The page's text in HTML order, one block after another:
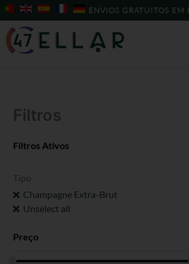
Skip
to
content
ENVIOS GRATUITOS
Filtros
Filtros Ativos
Tipo
Champagne Extra-Brut
Unselect all
Preço